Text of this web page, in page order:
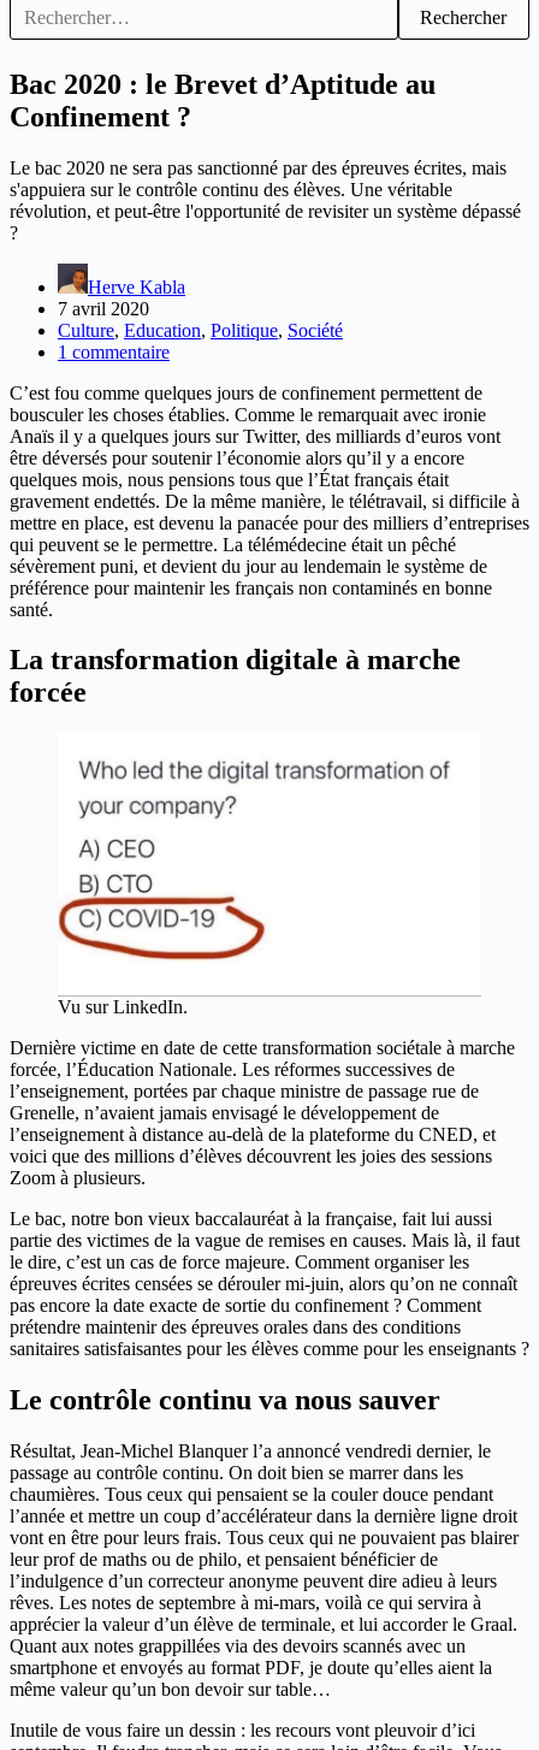
Rechercher
Bac 2020 : le Brevet d’Aptitude au
Confinement ?
Le bac 2020 ne sera pas sanctionné par des épreuves écrites, mais
s'appuiera sur le contrôle continu des élèves. Une véritable
révolution, et peut-être l'opportunité de revisiter un système dépassé
?
Herve Kabla
7 avril 2020
Culture, Education, Politique, Société
1 commentaire
C’est fou comme quelques jours de confinement permettent de
bousculer les choses établies. Comme le remarquait avec ironie
Anaïs il y a quelques jours sur Twitter, des milliards d’euros vont
être déversés pour soutenir l’économie alors qu’il y a encore
quelques mois, nous pensions tous que l’État français était
gravement endettés. De la même manière, le télétravail, si difficile à
mettre en place, est devenu la panacée pour des milliers d’entreprises
qui peuvent se le permettre. La télémédecine était un pêché
sévèrement puni, et devient du jour au lendemain le système de
préférence pour maintenir les français non contaminés en bonne
santé.
La transformation digitale à marche
forcée
Vu sur LinkedIn.
Dernière victime en date de cette transformation sociétale à marche
forcée, l’Éducation Nationale. Les réformes successives de
l’enseignement, portées par chaque ministre de passage rue de
Grenelle, n’avaient jamais envisagé le développement de
l’enseignement à distance au-delà de la plateforme du CNED, et
voici que des millions d’élèves découvrent les joies des sessions
Zoom à plusieurs.
Le bac, notre bon vieux baccalauréat à la française, fait lui aussi
partie des victimes de la vague de remises en causes. Mais là, il faut
le dire, c’est un cas de force majeure. Comment organiser les
épreuves écrites censées se dérouler mi-juin, alors qu’on ne connaît
pas encore la date exacte de sortie du confinement ? Comment
prétendre maintenir des épreuves orales dans des conditions
sanitaires satisfaisantes pour les élèves comme pour les enseignants ?
Le contrôle continu va nous sauver
Résultat, Jean-Michel Blanquer l’a annoncé vendredi dernier, le
passage au contrôle continu. On doit bien se marrer dans les
chaumières. Tous ceux qui pensaient se la couler douce pendant
l’année et mettre un coup d’accélérateur dans la dernière ligne droit
vont en être pour leurs frais. Tous ceux qui ne pouvaient pas blairer
leur prof de maths ou de philo, et pensaient bénéficier de
l’indulgence d’un correcteur anonyme peuvent dire adieu à leurs
rêves. Les notes de septembre à mi-mars, voilà ce qui servira à
apprécier la valeur d’un élève de terminale, et lui accorder le Graal.
Quant aux notes grappillées via des devoirs scannés avec un
smartphone et envoyés au format PDF, je doute qu’elles aient la
même valeur qu’un bon devoir sur table…
Inutile de vous faire un dessin : les recours vont pleuvoir d’ici